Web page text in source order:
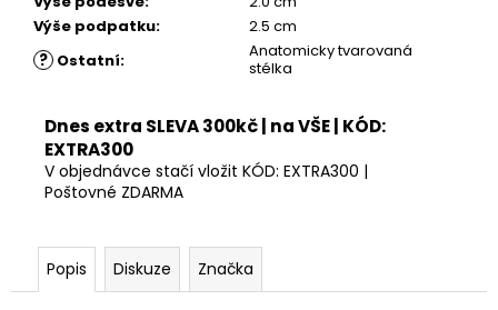
Výše podpatku: 2.5 cm
? Ostatní:
Anatomicky tvarovaná
stélka
Dnes extra SLEVA 300kč | na VŠE | KÓD:
EXTRA300
V objednávce stačí vložit KÓD: EXTRA300 |
Poštovné ZDARMA
Popis Diskuze Značka